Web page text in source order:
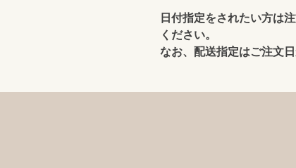
日付指定をされたい方は
ください。
なお、配送指定はご注文